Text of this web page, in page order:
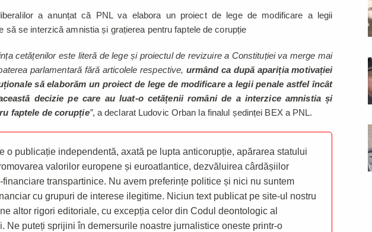
a anunțat că PNL va elabora un proiect de lege de modificare a legii
să se interzică amnistia și grațierea pentru faptele de corupție
cetățenilor este literă de lege și proiectul de revizuire a Constituției va merge mai
parlamentară fără articolele respective, urmând ca după apariția motivației
să elaborăm un proiect de lege de modificare a legii penale astfel încât
decizie pe care au luat-o cetățenii români de a interzice amnistia și
faptele de corupție”, a declarat Ludovic Orban la finalul ședinței BEX a PNL.
o publicație independentă, axată pe lupta anticorupție, apărarea statului
valorilor europene și euroatlantice, dezvăluirea cârdășiilor
financiare transpartinice. Nu avem preferințe politice și nici nu suntem
cu grupuri de interese ilegitime. Niciun text publicat pe site-ul nostru
altor rigori editoriale, cu excepția celor din Codul deontologic al
Ne puteți sprijini în demersurile noastre jurnalistice oneste printr-o